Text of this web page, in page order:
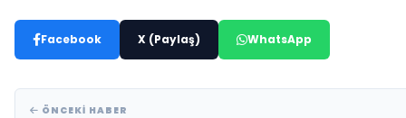
Facebook X (Paylaş) WhatsApp
ÖNCEKI HABER